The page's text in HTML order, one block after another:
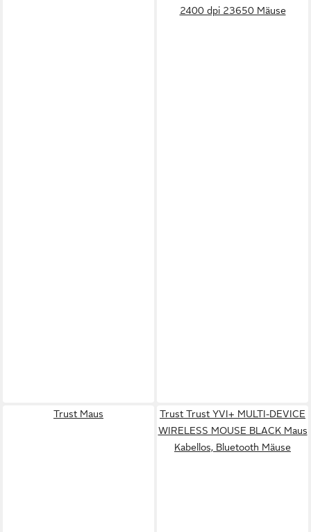
2400 dpi 23650 Mäuse
Trust Maus
Trust Trust YVI+ MULTI-DEVICE
WIRELESS MOUSE BLACK Maus
Kabellos, Bluetooth Mäuse